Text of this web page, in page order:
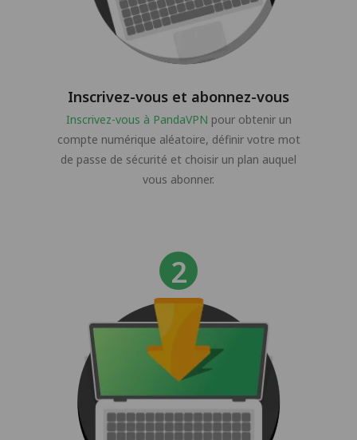
Inscrivez-vous et abonnez-vous
Inscrivez-vous à PandaVPN pour obtenir un
compte numérique aléatoire, définir votre mot
de passe de sécurité et choisir un plan auquel
vous abonner.